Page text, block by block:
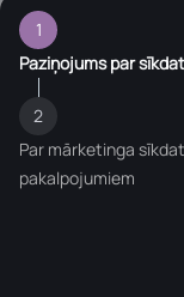
1
Paziņojums par
2
Par mārketinga
pakalpojumiem